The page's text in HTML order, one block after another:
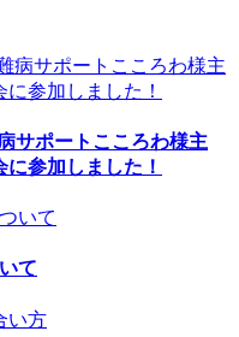
サポートこころわ様主
参加しました！
て